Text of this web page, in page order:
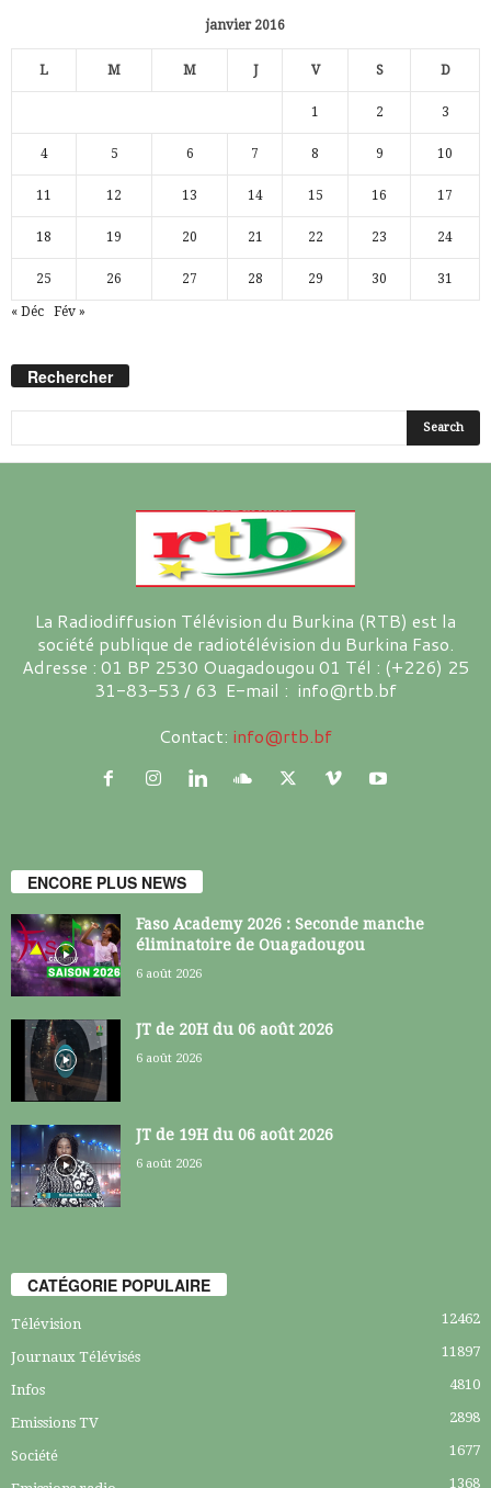
janvier 2016
L M M J V S D
1 2 3
4 5 6 7 8 9 10
11 12 13 14 15 16 17
18 19 20 21 22 23 24
25 26 27 28 29 30 31
« Déc Fév »
Rechercher
La Radiodiffusion Télévision du Burkina (RTB) est la
société publique de radiotélévision du Burkina Faso.
Adresse : 01 BP 2530 Ouagadougou 01 Tél : (+226) 25
31-83-53 / 63 E-mail : info@rtb.bf
Contact: info@rtb.bf
ENCORE PLUS NEWS
Faso Academy 2026 : Seconde manche
éliminatoire de Ouagadougou
6 août 2026
JT de 20H du 06 août 2026
6 août 2026
JT de 19H du 06 août 2026
6 août 2026
CATÉGORIE POPULAIRE
Télévision 12462
Journaux Télévisés 11897
Infos 4810
Emissions TV 2898
Société 1677
1368